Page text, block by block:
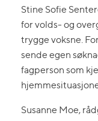
Stine Sofie
for volds- og
trygge voksne.
sende egen
fagperson som
Susanne Moe,